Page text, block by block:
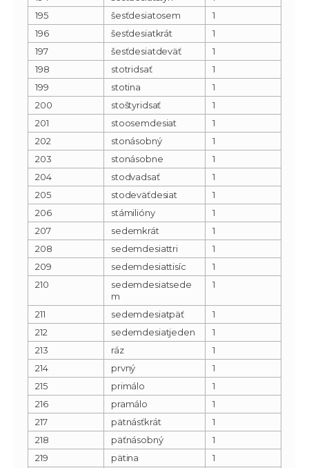
195
šesťdesiatosem
1
196
šesťdesiatkrát
1
197
šesťdesiatdeväť
1
198
stotridsať
1
199
stotina
1
200
stoštyridsať
1
201
stoosemdesiat
1
202
stonásobný
1
203
stonásobne
1
204
stodvadsať
1
205
stodeväťdesiat
1
206
stámilióny
1
207
sedemkrát
1
208
sedemdesiattri
1
209
sedemdesiattisíc
1
210
sedemdesiatsede
m
1
211 sedemdesiatpäť
1
212
sedemdesiatjeden
1
213
ráz
1
214
prvný
1
215
primálo
1
216
pramálo
1
217
pätnásťkrát
1
218
päťnásobný
1
219
pätina
1